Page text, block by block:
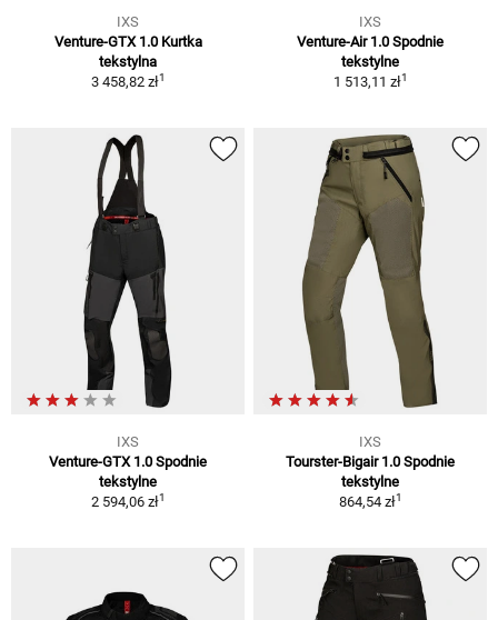
IXS
Venture-GTX 1.0 Kurtka
tekstylna
3 458,82 zł1
IXS
Venture-Air 1.0 Spodnie
tekstylne
1 513,11 zł1
IXS
Venture-GTX 1.0 Spodnie
tekstylne
2 594,06 zł1
IXS
Tourster-Bigair 1.0 Spodnie
tekstylne
864,54 zł1